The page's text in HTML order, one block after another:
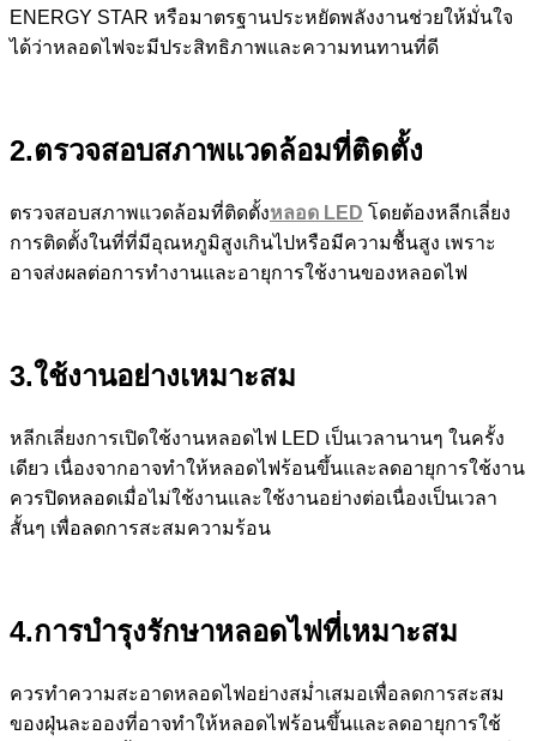
ENERGY STAR หรือมาตรฐานประหยัดพลังงานช่วยให้มั่นใจ
ได้ว่าหลอดไฟจะมีประสิทธิภาพและความทนทานที่ดี
2.ตรวจสอบสภาพแวดล้อมที่ติดตั้ง
ตรวจสอบสภาพแวดล้อมที่ติดตั้งหลอด LED โดยต้องหลีกเลี่ยง
การติดตั้งในที่ที่มีอุณหภูมิสูงเกินไปหรือมีความชื้นสูง เพราะ
อาจส่งผลต่อการทำงานและอายุการใช้งานของหลอดไฟ
3.ใช้งานอย่างเหมาะสม
หลีกเลี่ยงการเปิดใช้งานหลอดไฟ LED เป็นเวลานานๆ ในครั้ง
เดียว เนื่องจากอาจทำให้หลอดไฟร้อนขึ้นและลดอายุการใช้งาน
ควรปิดหลอดเมื่อไม่ใช้งานและใช้งานอย่างต่อเนื่องเป็นเวลา
สั้นๆ เพื่อลดการสะสมความร้อน
4.การบำรุงรักษาหลอดไฟที่เหมาะสม
ควรทำความสะอาดหลอดไฟอย่างสม่ำเสมอเพื่อลดการสะสม
ของฝุ่นละอองที่อาจทำให้หลอดไฟร้อนขึ้นและลดอายุการใช้